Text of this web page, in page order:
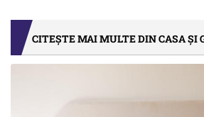
CITEȘTE MAI MULTE DIN CASA ȘI